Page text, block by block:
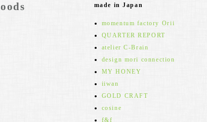
made in Japan
momentum factory Orii
QUARTER REPORT
atelier C-Brain
design mori connection
MY HONEY
iiwan
GOLD CRAFT
cosine
f&f